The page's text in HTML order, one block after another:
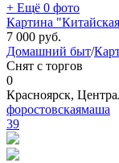
+ Ещё 0 фото
Картина
7 000 руб.
Домашний быт/
Снят с торгов
0
Красноярск,
форостовскаямаша
39